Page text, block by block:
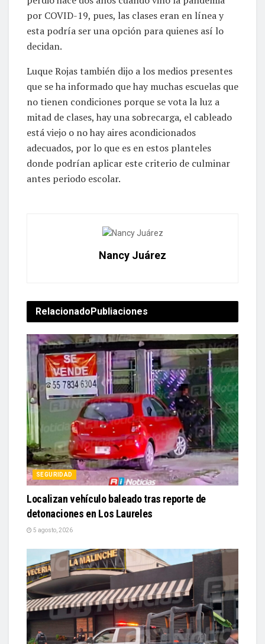
por COVID-19, pues, las clases eran en línea y
esta podría ser una opción para quienes así lo
decidan.
Luque Rojas también dijo a los medios presentes
que se ha informado que hay muchas escuelas que
no tienen condiciones porque se vota la luz a
mitad de clases, hay una sobrecarga, el cableado
está viejo o no hay aires acondicionados
adecuados, por lo que es en estos planteles
donde podrían aplicar este criterio de culminar
antes periodo escolar.
Nancy Juárez
Relacionado Publiaciones
SEGURIDAD
Localizan vehículo baleado tras reporte de
detonaciones en Los Laureles
5 agosto, 2026